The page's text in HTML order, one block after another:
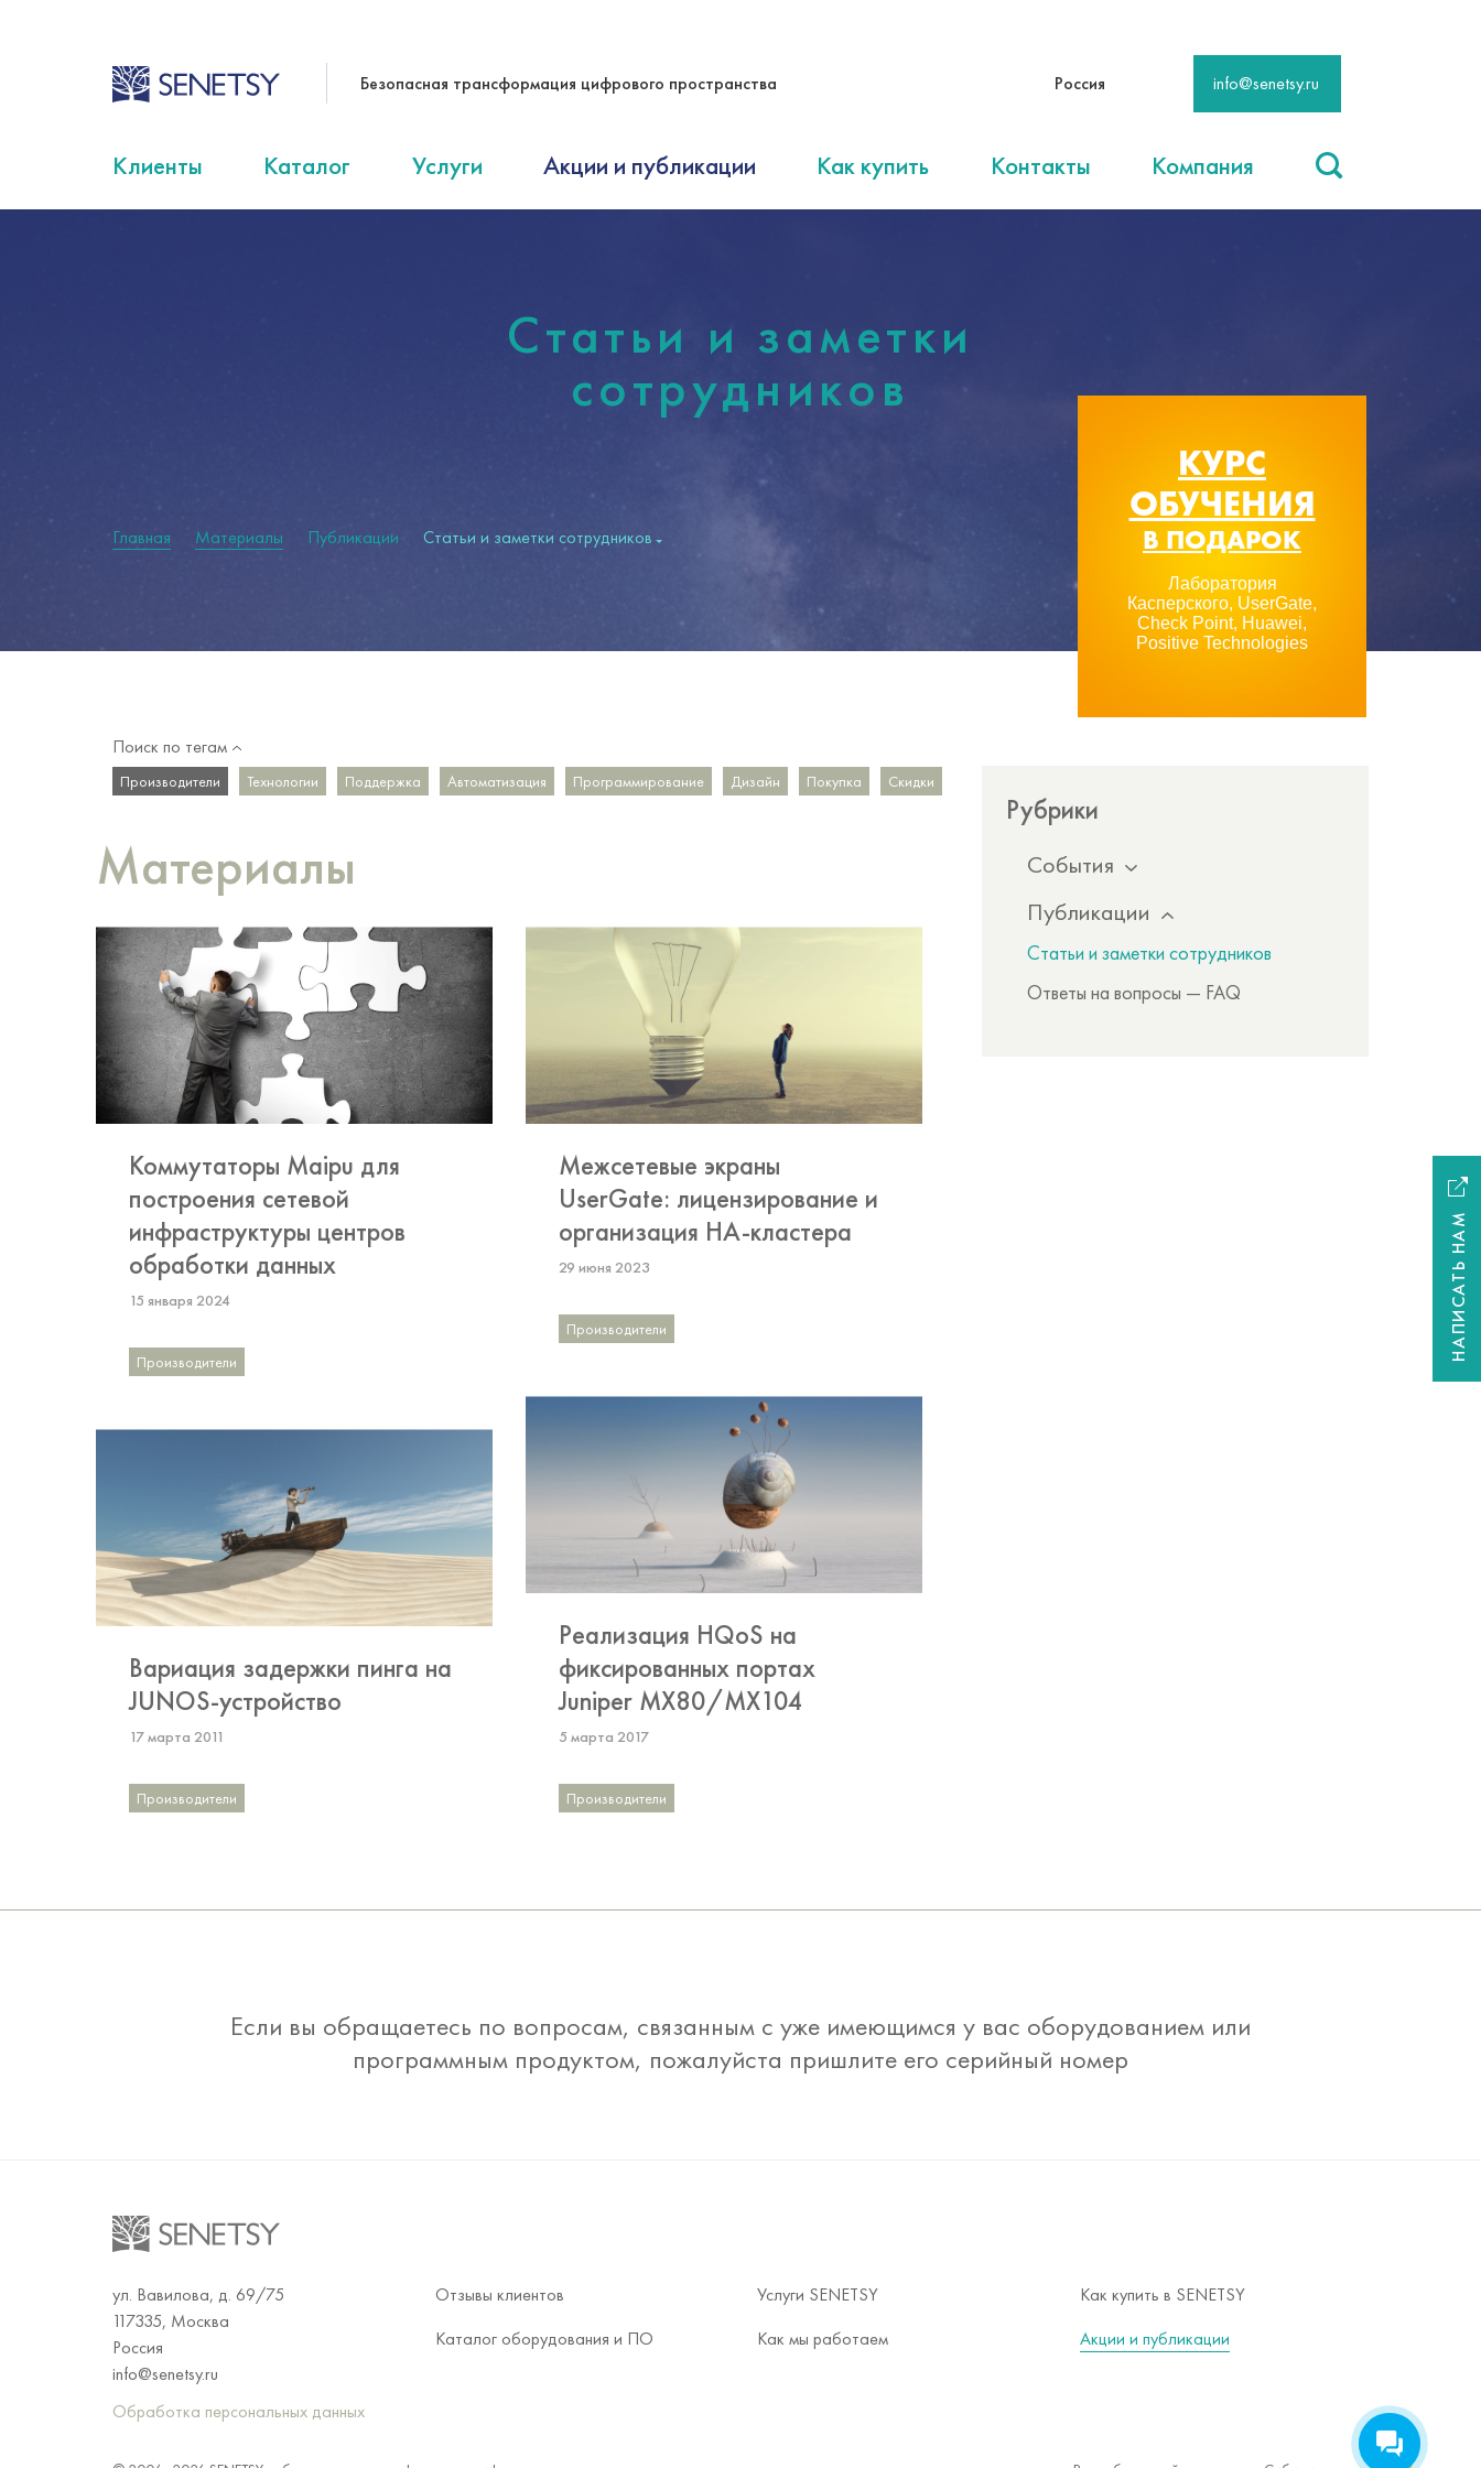
Безопасная трансформация цифрового пространства Россия info@senetsy.ru
Клиенты Каталог Услуги Акции и публикации Как купить Контакты Компания
Статьи и заметки
сотрудников
КУРС
ОБУЧЕНИЯ
В ПОДАРОК
Лаборатория
Касперского, UserGate,
Check Point, Huawei,
Positive Technologies
Главная Материалы Публикации Статьи и заметки сотрудников
Поиск по тегам
Производители Технологии Поддержка Автоматизация Программирование Дизайн Покупка Скидки
Материалы
Коммутаторы Maipu для
построения сетевой
инфраструктуры центров
обработки данных
15 января 2024
Производители
Межсетевые экраны
UserGate: лицензирование и
организация HA-кластера
29 июня 2023
Производители
Реализация HQoS на
фиксированных портах
Juniper MX80/MX104
5 марта 2017
Производители
Вариация задержки пинга на
JUNOS-устройство
17 марта 2011
Производители
Рубрики
События
Публикации
Статьи и заметки сотрудников
Ответы на вопросы — FAQ
Если вы обращаетесь по вопросам, связанным с уже имеющимся у вас оборудованием или
программным продуктом, пожалуйста пришлите его серийный номер
ул. Вавилова, д. 69/75
117335, Москва
Россия
info@senetsy.ru
Обработка персональных данных
Отзывы клиентов
Каталог оборудования и ПО
Услуги SENETSY
Как мы работаем
Как купить в SENETSY
Акции и публикации
НАПИСАТЬ НАМ